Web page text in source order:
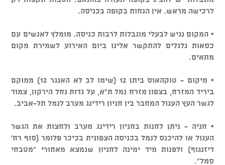
לרכישה מראש. אין הנחות בקופה בכניסה.
• המקום נגיש לבעלי מוגבלות לרבות כניסה. מומלץ לאנשים עם
כסאות גלגלים להתקשר אלינו ביום האירוע לשמירת מקום
מתאים.
• מיקום - טוקהאוס ביתן 12 (שימו לב לא האנגר 12) ממוקם
ביריד המזרח, בצפון מזרח נמל ת"א, על גדות נחל הירקון, צמוד
לגשר העץ העגול המחבר בין חניון רידינג מערב לנמל תל-אביב.
• חניה - ניתן לחנות בחניון רידינג מערב ולחצות את הגשר
העגול או להיכנס לנמל בכניסה הצפונית בכיכר פלומר (סוף רח'
דיזנגוף) ולפנות מיד ימינה לחניון שנמצא מאחורי "מטבחי
סמל".